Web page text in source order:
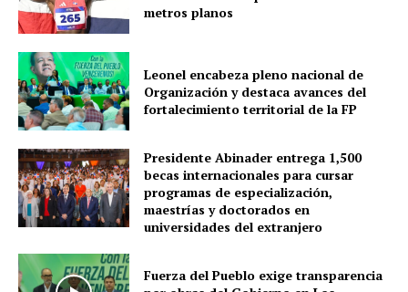
metros planos
Leonel encabeza pleno nacional de
Organización y destaca avances del
fortalecimiento territorial de la FP
Presidente Abinader entrega 1,500
becas internacionales para cursar
programas de especialización,
maestrías y doctorados en
universidades del extranjero
Fuerza del Pueblo exige transparencia